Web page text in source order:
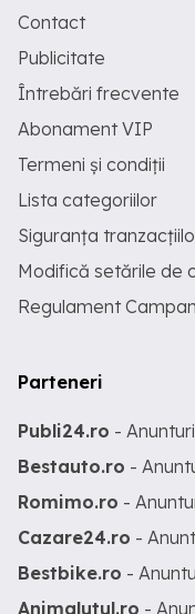
Contact
Publicitate
Întrebări frecvente
Abonament VIP
Termeni și condiții
Lista categoriilor
Siguranța
Modifică setările de
Regulament
Parteneri
Publi24.ro -
Bestauto.ro -
Romimo.ro -
Cazare24.ro -
Bestbike.ro -
Animalutul.ro -